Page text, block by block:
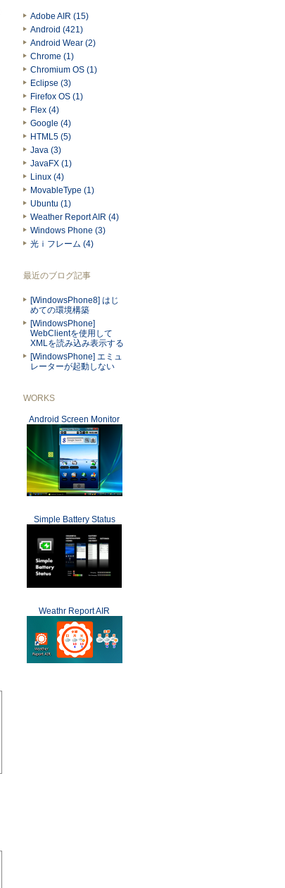
Adobe AIR (15)
Android (421)
Android Wear (2)
Chrome (1)
Chromium OS (1)
Eclipse (3)
Firefox OS (1)
Flex (4)
Google (4)
HTML5 (5)
Java (3)
JavaFX (1)
Linux (4)
MovableType (1)
Ubuntu (1)
Weather Report AIR (4)
Windows Phone (3)
光ｉフレーム (4)
最近のブログ記事
[WindowsPhone8] はじ
めての環境構築
[WindowsPhone]
WebClientを使用して
XMLを読み込み表示する
[WindowsPhone] エミュ
レーターが起動しない
WORKS
Android Screen Monitor
Simple Battery Status
Weathr Report AIR